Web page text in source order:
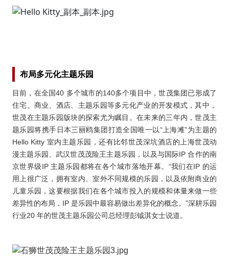
布局多元化主题乐园
目前，在全国40 多个城市的140多个项目中，世茂集团已形成了
住宅、商业、酒店、主题乐园等多元化产业的开发模式，其中，
世茂在主题乐园版块的探索尤为瞩目。在未来的三年内，世茂主
题乐园将携手日本三丽鸥集团打造全国唯一以“上海滩”为主题的
Hello Kitty 室内主题乐园，还有比邻世茂深坑酒店的上海世茂动
漫主题乐园、武汉世茂茂险王主题乐园，以及与国际IP 合作的南
京世界级IP 主题乐园都将在各个城市落地开幕。“我们在IP 的运
用上很广泛，拥有室内、室外不同规模的乐园，以及依附商业的
儿童乐园，这要根据我们在各个城市投入的规模和体量来做一些
差异性的布局，IP 是乐园中最容易做出差异化的概念。”深耕乐园
行业20 年的世茂主题乐园公司总经理彭钺淇女士说道。